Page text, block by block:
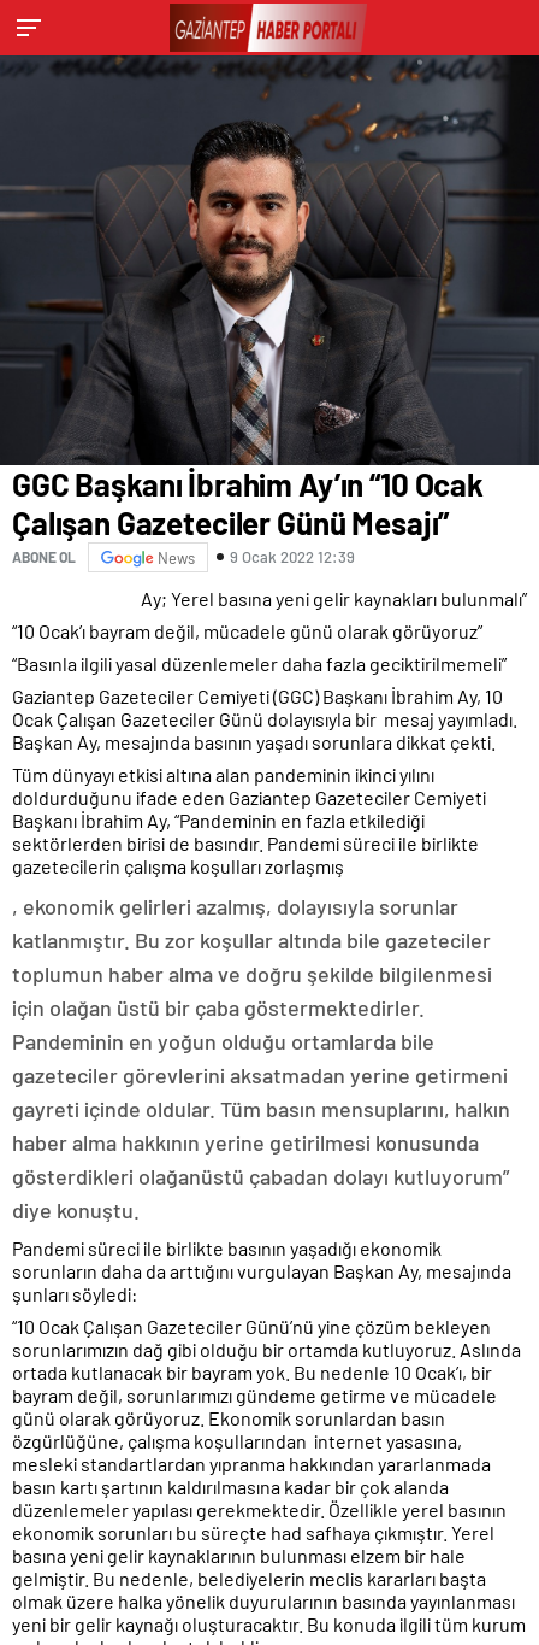
GGC Başkanı İbrahim Ay’ın “10 Ocak
Çalışan Gazeteciler Günü Mesajı”
ABONE OL News 9 Ocak 2022 12:39
Ay; Yerel basına yeni gelir kaynakları bulunmalı”
“10 Ocak’ı bayram değil, mücadele günü olarak görüyoruz”
“Basınla ilgili yasal düzenlemeler daha fazla geciktirilmemeli”
Gaziantep Gazeteciler Cemiyeti (GGC) Başkanı İbrahim Ay, 10
Ocak Çalışan Gazeteciler Günü dolayısıyla bir mesaj yayımladı.
Başkan Ay, mesajında basının yaşadı sorunlara dikkat çekti.
Tüm dünyayı etkisi altına alan pandeminin ikinci yılını
doldurduğunu ifade eden Gaziantep Gazeteciler Cemiyeti
Başkanı İbrahim Ay, “Pandeminin en fazla etkilediği
sektörlerden birisi de basındır. Pandemi süreci ile birlikte
gazetecilerin çalışma koşulları zorlaşmış
Comprar
cipro
Sin
Receta
, ekonomik gelirleri azalmış, dolayısıyla sorunlar
katlanmıştır. Bu zor koşullar altında bile gazeteciler
toplumun haber alma ve doğru şekilde bilgilenmesi
için olağan üstü bir çaba göstermektedirler.
Pandeminin en yoğun olduğu ortamlarda bile
gazeteciler görevlerini aksatmadan yerine getirmeni
gayreti içinde oldular. Tüm basın mensuplarını, halkın
haber alma hakkının yerine getirilmesi konusunda
gösterdikleri olağanüstü çabadan dolayı kutluyorum”
diye konuştu.
Pandemi süreci ile birlikte basının yaşadığı ekonomik
sorunların daha da arttığını vurgulayan Başkan Ay, mesajında
şunları söyledi:
“10 Ocak Çalışan Gazeteciler Günü’nü yine çözüm bekleyen
sorunlarımızın dağ gibi olduğu bir ortamda kutluyoruz. Aslında
ortada kutlanacak bir bayram yok. Bu nedenle 10 Ocak’ı, bir
bayram değil, sorunlarımızı gündeme getirme ve mücadele
günü olarak görüyoruz. Ekonomik sorunlardan basın
özgürlüğüne, çalışma koşullarından internet yasasına,
mesleki standartlardan yıpranma hakkından yararlanmada
basın kartı şartının kaldırılmasına kadar bir çok alanda
düzenlemeler yapılası gerekmektedir. Özellikle yerel basının
ekonomik sorunları bu süreçte had safhaya çıkmıştır. Yerel
basına yeni gelir kaynaklarının bulunması elzem bir hale
gelmiştir. Bu nedenle, belediyelerin meclis kararları başta
olmak üzere halka yönelik duyurularının basında yayınlanması
yeni bir gelir kaynağı oluşturacaktır. Bu konuda ilgili tüm kurum